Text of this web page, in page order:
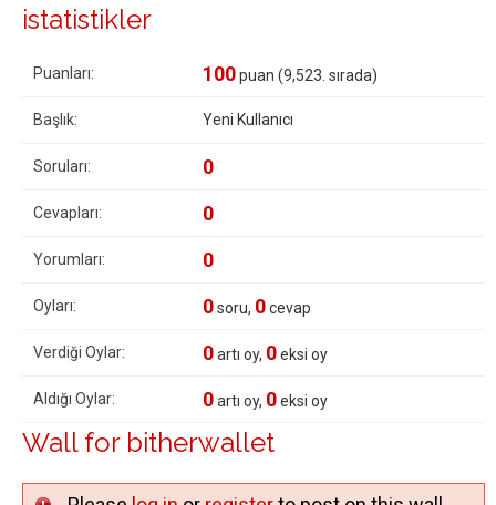
istatistikler
Puanları: 100puan (9,523 . sırada)
Başlık: Yeni Kullanıcı
Soruları: 0
Cevapları: 0
Yorumları: 0
Oyları: 0soru, 0cevap
Verdiği Oylar: 0artı oy, 0eksi oy
Aldığı Oylar: 0artı oy, 0eksi oy
Wall for bitherwallet